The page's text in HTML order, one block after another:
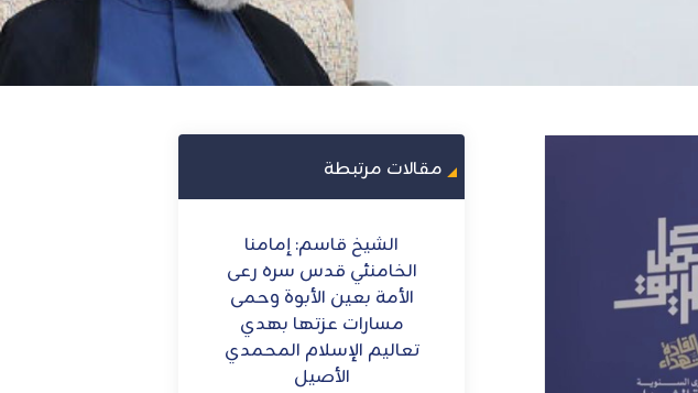
مقالات مرتبطة
الأمين العام لحزب الله:
المقاومة مستمرة ما دام
الاحتلال موجوداً، سندافع
الشيخ قاسم: إمامنا
الخامنئي قدس سره رعى
الأمة بعين الأبوة وحمى
مسارات عزتها بهدي
تعاليم الإسلام المحمدي
الأصيل